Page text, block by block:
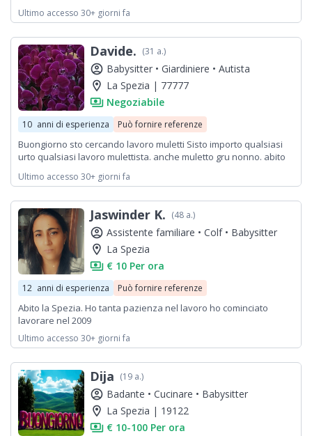
educativo ai momenti di riposo e studio. Sono responsabile,
sicuro. Mi adatto facilmente alle esigenze della famiglia e
garantisco presenza costante e dedizione.
Ultimo accesso 30+ giorni fa
Davide. (31 a.)
account_circle Babysitter • Giardiniere • Autista
location_on La Spezia | 77777
payments Negoziabile
10 anni di esperienza Può fornire referenze
Buongiorno sto cercando lavoro muletti Sisto importo qualsiasi
urto qualsiasi lavoro mulettista. anche muletto gru nonno. abito
telefono. ((3925240259.)) Io mi chiamo ( Davide. )....,,,,.
Ultimo accesso 30+ giorni fa
Jaswinder K. (48 a.)
account_circle Assistente familiare • Colf • Babysitter
location_on La Spezia
payments € 10 Per ora
12 anni di esperienza Può fornire referenze
Abito la Spezia. Ho tanta pazienza nel lavoro ho cominciato
lavorare nel 2009
Ultimo accesso 30+ giorni fa
Dija (19 a.)
account_circle Badante • Cucinare • Babysitter
location_on La Spezia | 19122
payments € 10-100 Per ora